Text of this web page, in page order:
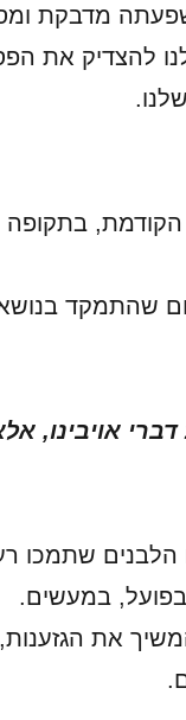
מדבקת
להצדיק את
בתקופה
שהתמקד
אויבינו,
שתמכו
במעשים.
את